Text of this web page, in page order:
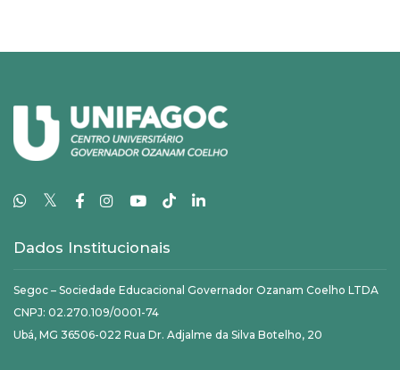
𝕏
Dados Institucionais
Segoc – Sociedade Educacional Governador Ozanam Coelho LTDA
CNPJ: 02.270.109/0001-74
Ubá, MG 36506-022 Rua Dr. Adjalme da Silva Botelho, 20